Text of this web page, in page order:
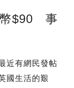
幣$90 事
近有網民發帖
國生活的艱